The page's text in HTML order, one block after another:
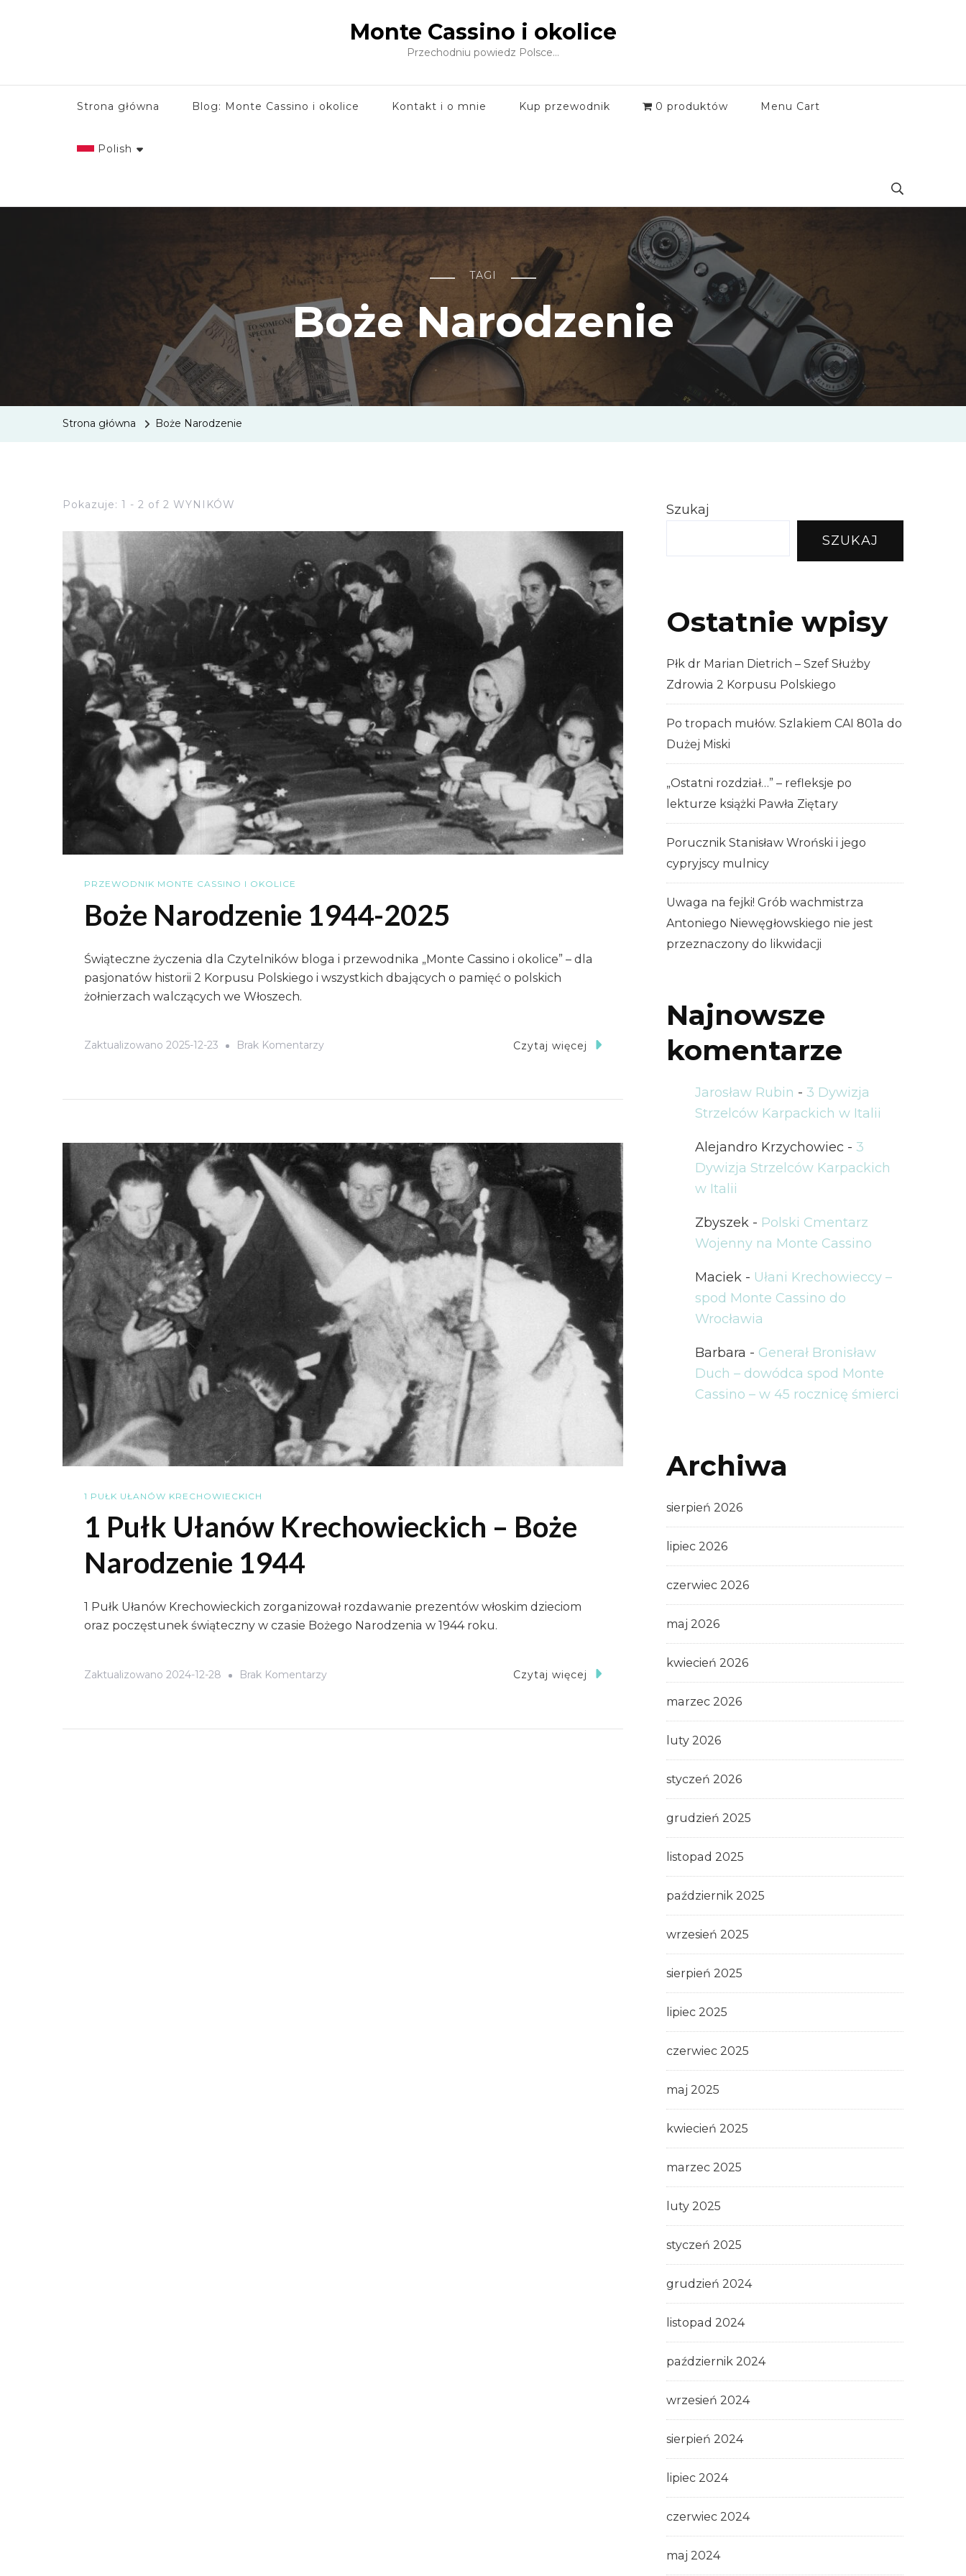
Monte Cassino i okolice
Przechodniu powiedz Polsce…
Strona główna Blog: Monte Cassino i okolice Kontakt i o mnie Kup przewodnik 0 produktów Menu Cart
Polish
TAGI
Boże Narodzenie
Strona główna Boże Narodzenie
Pokazuje: 1 - 2 of 2 WYNIKÓW
PRZEWODNIK MONTE CASSINO I OKOLICE
Boże Narodzenie 1944-2025
Świąteczne życzenia dla Czytelników bloga i przewodnika „Monte Cassino i okolice” – dla
pasjonatów historii 2 Korpusu Polskiego i wszystkich dbających o pamięć o polskich
żołnierzach walczących we Włoszech.
Zaktualizowano 2025-12-23 Brak KomentarzyDo
Czytaj więcej
1 PUŁK UŁANÓW KRECHOWIECKICH
1 Pułk Ułanów Krechowieckich – Boże
Narodzenie 1944
1 Pułk Ułanów Krechowieckich zorganizował rozdawanie prezentów włoskim dzieciom
oraz poczęstunek świąteczny w czasie Bożego Narodzenia w 1944 roku.
Zaktualizowano 2024-12-28 Brak KomentarzyDo
Czytaj więcej
Szukaj
SZUKAJ
Ostatnie wpisy
Płk dr Marian Dietrich – Szef Służby
Zdrowia 2 Korpusu Polskiego
Po tropach mułów. Szlakiem CAI 801a do
Dużej Miski
„Ostatni rozdział…” – refleksje po
lekturze książki Pawła Ziętary
Porucznik Stanisław Wroński i jego
cypryjscy mulnicy
Uwaga na fejki! Grób wachmistrza
Antoniego Niewęgłowskiego nie jest
przeznaczony do likwidacji
Najnowsze
komentarze
Jarosław Rubin - 3 Dywizja
Strzelców Karpackich w Italii
Alejandro Krzychowiec - 3
Dywizja Strzelców Karpackich
w Italii
Zbyszek - Polski Cmentarz
Wojenny na Monte Cassino
Maciek - Ułani Krechowieccy –
spod Monte Cassino do
Wrocławia
Barbara - Generał Bronisław
Duch – dowódca spod Monte
Cassino – w 45 rocznicę śmierci
Archiwa
sierpień 2026
lipiec 2026
czerwiec 2026
maj 2026
kwiecień 2026
marzec 2026
luty 2026
styczeń 2026
grudzień 2025
listopad 2025
październik 2025
wrzesień 2025
sierpień 2025
lipiec 2025
czerwiec 2025
maj 2025
kwiecień 2025
marzec 2025
luty 2025
styczeń 2025
grudzień 2024
listopad 2024
październik 2024
wrzesień 2024
sierpień 2024
lipiec 2024
czerwiec 2024
maj 2024